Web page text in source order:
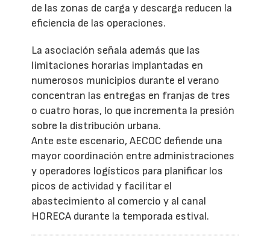
de las zonas de carga y descarga reducen la
eficiencia de las operaciones.
La asociación señala además que las
limitaciones horarias implantadas en
numerosos municipios durante el verano
concentran las entregas en franjas de tres
o cuatro horas, lo que incrementa la presión
sobre la distribución urbana.
Ante este escenario, AECOC defiende una
mayor coordinación entre administraciones
y operadores logísticos para planificar los
picos de actividad y facilitar el
abastecimiento al comercio y al canal
HORECA durante la temporada estival.